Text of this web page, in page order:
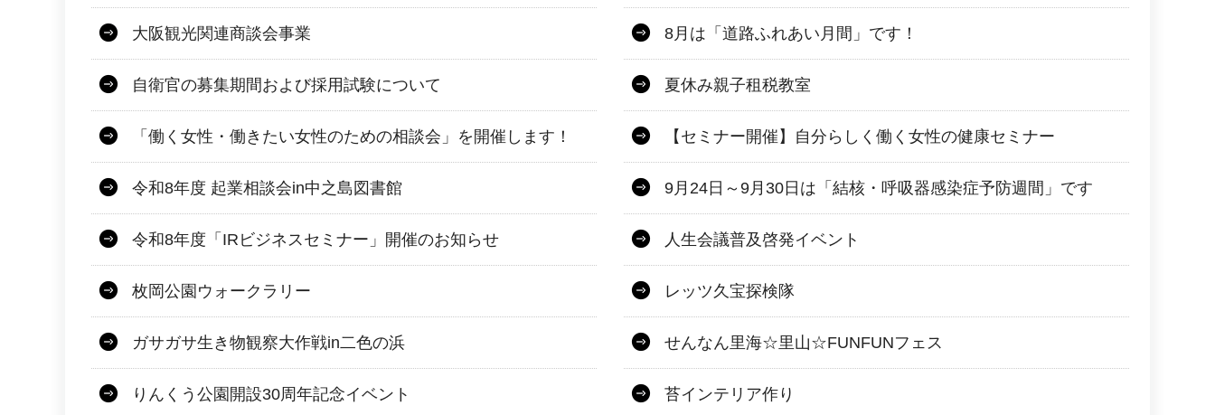
大阪観光関連商談会事業 8月は「道路ふれあい月間」です！
自衛官の募集期間および採用試験について 夏休み親子租税教室
「働く女性・働きたい女性のための相談会」を開催します！ 【セミナー開催】自分らしく働く女性の健康セミナー
令和8年度 起業相談会in中之島図書館 9月24日～9月30日は「結核・呼吸器感染症予防週間」です
令和8年度「IRビジネスセミナー」開催のお知らせ 人生会議普及啓発イベント
枚岡公園ウォークラリー レッツ久宝探検隊
ガサガサ生き物観察大作戦in二色の浜 せんなん里海☆里山☆FUNFUNフェス
りんくう公園開設30周年記念イベント 苔インテリア作り